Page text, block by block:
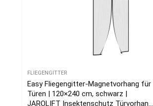
FLIEGENGITTER
Easy Fliegengitter-Magnetvorhang für
Türen | 120×240 cm, schwarz |
JAROLIFT Insektenschutz Türvorhang